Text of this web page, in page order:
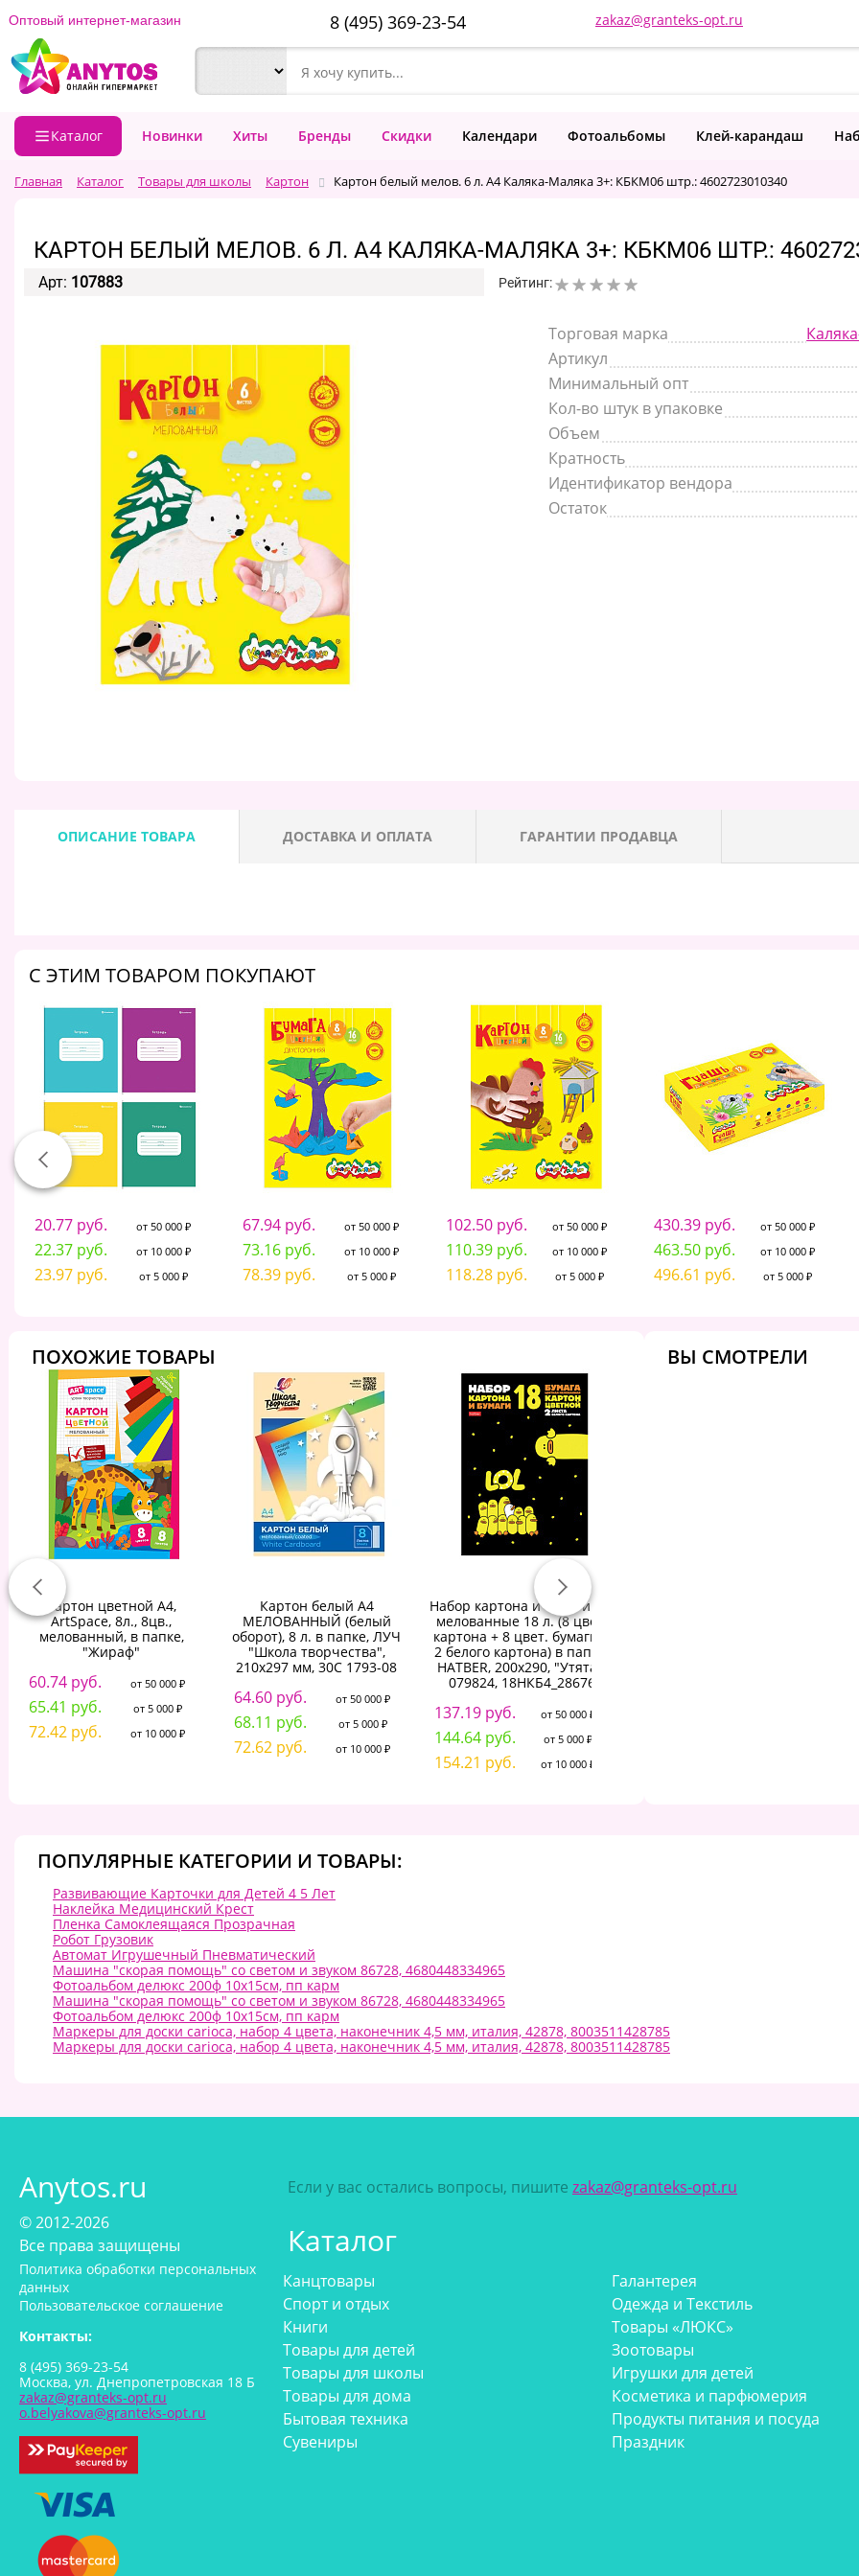
Оптовый интернет-магазин 8 (495) 369-23-54 zakaz@granteks-opt.ru
Каталог Новинки Хиты Бренды Скидки Календари Фотоальбомы Клей-карандаш
Главная Каталог Товары для школы Картон Картон белый мелов. 6 л. А4 Каляка-Маляка 3+: КБКМ06 штр.: 4602723010340
КАРТОН БЕЛЫЙ МЕЛОВ. 6 Л. А4 КАЛЯКА-МАЛЯКА 3+: КБКМ06 ШТР.:
Арт: 107883 Рейтинг:
Торговая марка
Артикул
Минимальный опт
Кол-во штук в упаковке
Объем
Кратность
Идентификатор вендора
Остаток
ОПИСАНИЕ ТОВАРА ДОСТАВКА И ОПЛАТА ГАРАНТИИ ПРОДАВЦА
C ЭТИМ ТОВАРОМ ПОКУПАЮТ
20.77 руб. от 50 000 ₽
22.37 руб. от 10 000 ₽
23.97 руб. от 5 000 ₽
67.94 руб. от 50 000 ₽
73.16 руб. от 10 000 ₽
78.39 руб. от 5 000 ₽
102.50 руб. от 50 000 ₽
110.39 руб. от 10 000 ₽
118.28 руб. от 5 000 ₽
430.39 руб. от 50 000 ₽
463.50 руб. от 10 000 ₽
496.61 руб. от 5 000 ₽
ПОХОЖИЕ ТОВАРЫ
Картон цветной A4,
ArtSpace, 8л., 8цв.,
мелованный, в папке,
"Жираф"
60.74 руб. от 50 000 ₽
65.41 руб. от 5 000 ₽
72.42 руб. от 10 000 ₽
Картон белый А4
МЕЛОВАННЫЙ (белый
оборот), 8 л. в папке, ЛУЧ
"Школа творчества",
210х297 мм, 30С 1793-08
64.60 руб. от 50 000 ₽
68.11 руб. от 5 000 ₽
72.62 руб. от 10 000 ₽
Набор картона и бумаги A4,
мелованные 18 л. (8 цвет.
картона + 8 цвет. бумаги +
2 белого картона) в папке,
HATBER, 200х290, "Утята",
079824, 18НКБ4_28676
137.19 руб. от 50 000 ₽
144.64 руб. от 5 000 ₽
154.21 руб. от 10 000 ₽
ВЫ СМОТРЕЛИ
ПОПУЛЯРНЫЕ КАТЕГОРИИ И ТОВАРЫ:
Развивающие Карточки для Детей 4 5 Лет
Наклейка Медицинский Крест
Пленка Самоклеящаяся Прозрачная
Робот Грузовик
Автомат Игрушечный Пневматический
Машина "скорая помощь" со светом и звуком 86728, 4680448334965
Фотоальбом делюкс 200ф 10x15см, пп карм
Машина "скорая помощь" со светом и звуком 86728, 4680448334965
Фотоальбом делюкс 200ф 10x15см, пп карм
Маркеры для доски carioca, набор 4 цвета, наконечник 4,5 мм, италия, 42878, 8003511428785
Маркеры для доски carioca, набор 4 цвета, наконечник 4,5 мм, италия, 42878, 8003511428785
Anytos.ru
© 2012-2026
Все права защищены
Политика обработки персональных
данных
Пользовательское соглашение
Контакты:
8 (495) 369-23-54
Москва, ул. Днепропетровская 18 Б
zakaz@granteks-opt.ru
o.belyakova@granteks-opt.ru
Если у вас остались вопросы, пишите zakaz@granteks-opt.ru
Каталог
Канцтовары
Спорт и отдых
Книги
Товары для детей
Товары для школы
Товары для дома
Бытовая техника
Сувениры
Галантерея
Одежда и Текстиль
Товары «ЛЮКС»
Зоотовары
Игрушки для детей
Косметика и парфюмерия
Продукты питания и посуда
Праздник